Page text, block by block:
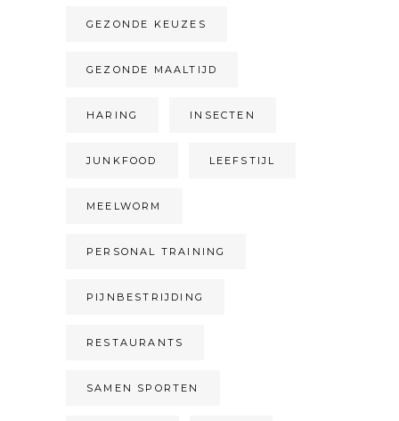
GEZONDE KEUZES
GEZONDE MAALTIJD
HARING INSECTEN
JUNKFOOD LEEFSTIJL
MEELWORM
PERSONAL TRAINING
PIJNBESTRIJDING
RESTAURANTS
SAMEN SPORTEN